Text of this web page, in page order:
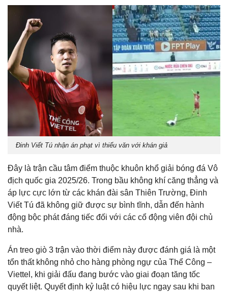
Đinh Viết Tú nhận án phạt vì thiếu văn với khán giả
Đây là trận cầu tâm điểm thuộc khuôn khổ giải bóng đá Vô
địch quốc gia 2025/26. Trong bầu không khí căng thẳng và
áp lực cực lớn từ các khán đài sân Thiên Trường, Đinh
Viết Tú đã không giữ được sự bình tĩnh, dẫn đến hành
động bộc phát đáng tiếc đối với các cổ động viên đội chủ
nhà.
Án treo giò 3 trận vào thời điểm này được đánh giá là một
tổn thất không nhỏ cho hàng phòng ngự của Thể Công –
Viettel, khi giải đấu đang bước vào giai đoạn tăng tốc
quyết liệt. Quyết định kỷ luật có hiệu lực ngay sau khi ban